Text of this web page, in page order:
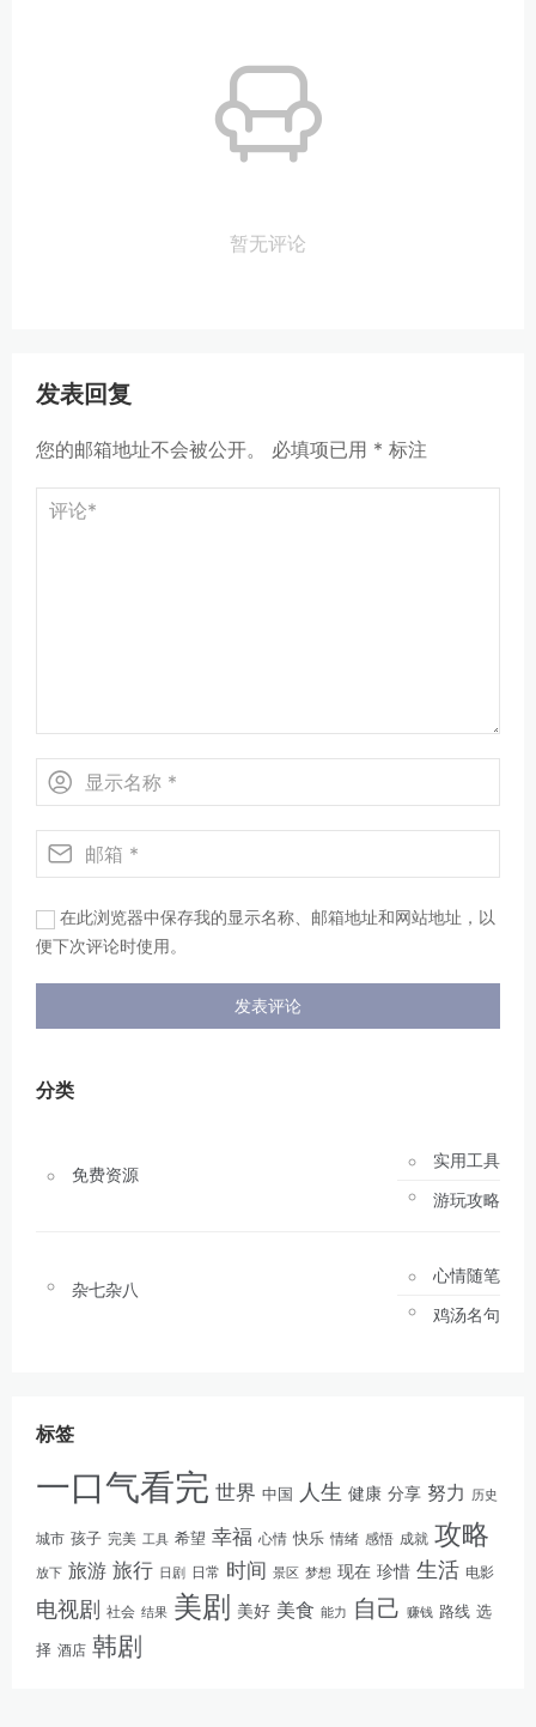
暂无评论
发表回复
您的邮箱地址不会被公开。 必填项已用 * 标注
在此浏览器中保存我的显示名称、邮箱地址和网站地址，以
便下次评论时使用。
分类
免费资源
实用工具
游玩攻略
杂七杂八
心情随笔
鸡汤名句
标签
一口气看完 世界 中国 人生 健康 分享 努力 历史
城市 孩子 完美 工具 希望 幸福 心情 快乐 情绪 感悟 成就 攻略
放下 旅游 旅行 日剧 日常 时间 景区 梦想 现在 珍惜 生活 电影
电视剧 社会 结果 美剧 美好 美食 能力 自己 赚钱 路线 选
择 酒店 韩剧